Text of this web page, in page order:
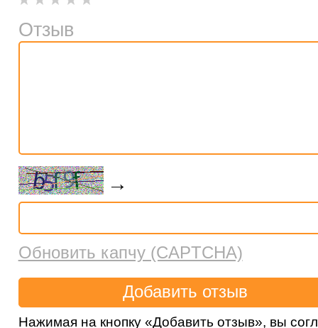
Отзыв
→
Обновить капчу (CAPTCHA)
Нажимая на кнопку «Добавить отзыв», вы